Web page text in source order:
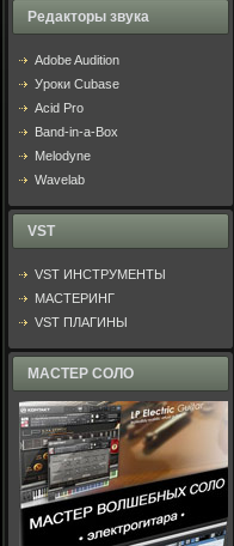
Редакторы звука
Adobe Audition
Уроки Cubase
Acid Pro
Band-in-a-Box
Melodyne
Wavelab
VST
VST ИНСТРУМЕНТЫ
МАСТЕРИНГ
VST ПЛАГИНЫ
МАСТЕР СОЛО